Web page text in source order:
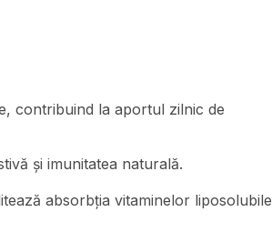
contribuind la aportul zilnic de
și imunitatea naturală.
absorbția vitaminelor liposolubile